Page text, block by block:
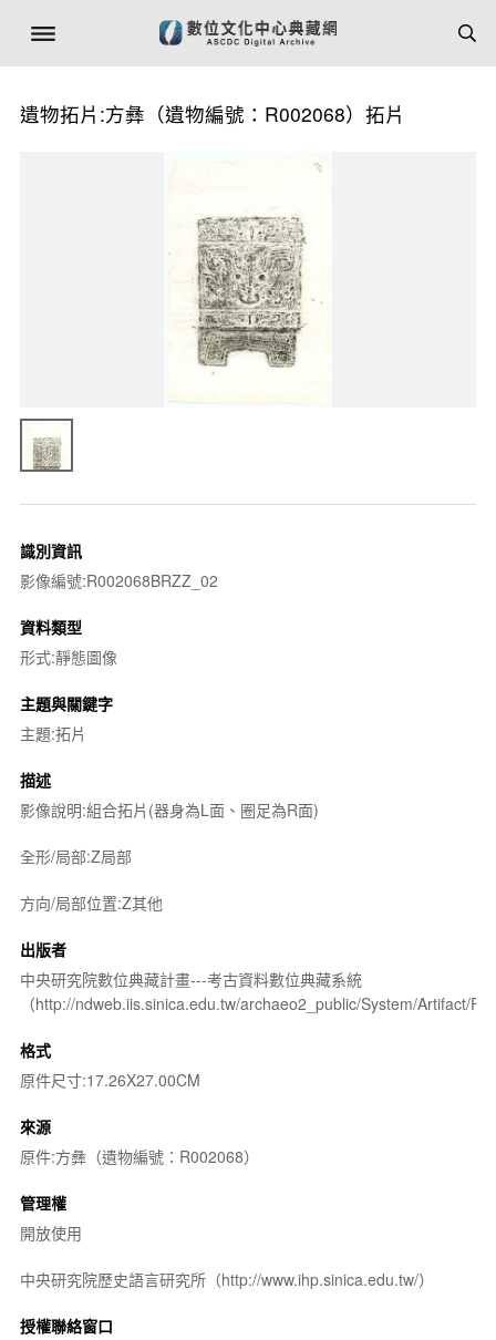
遺物拓片:方彝（遺物編號：R002068）拓片
識別資訊
影像編號:R002068BRZZ_02
資料類型
形式:靜態圖像
主題與關鍵字
主題:拓片
描述
影像說明:組合拓片(器身為L面、圈足為R面)
全形/局部:Z局部
方向/局部位置:Z其他
出版者
中央研究院數位典藏計畫---考古資料數位典藏系統
（http://ndweb.iis.sinica.edu.tw/archaeo2_public/System/Artifact/
格式
原件尺寸:17.26X27.00CM
來源
原件:方彝（遺物編號：R002068）
管理權
開放使用
中央研究院歷史語言研究所（http://www.ihp.sinica.edu.tw/）
授權聯絡窗口